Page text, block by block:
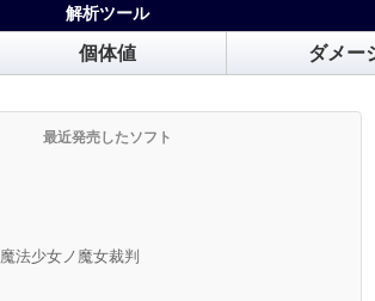
解析ツール
個体値 ダメー
最近発売したソフト
魔法少女ノ魔女裁判